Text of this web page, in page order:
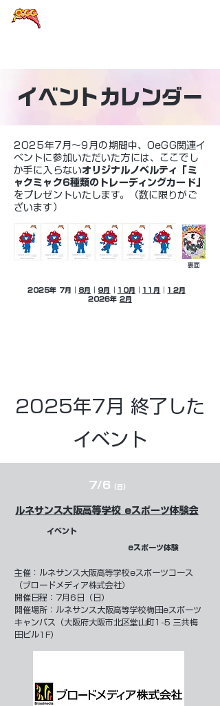
大阪eスポーツラウンドテーブル
イベントカレンダー
2025年7月～9月の期間中、OeGG関連イ
ベントに参加いただいた方には、ここでし
か手に入らないオリジナルノベルティ「ミ
ャクミャク6種類のトレーディングカード」
をプレゼントいたします。（数に限りがご
ざいます）
裏面
2025年 7月 8月 9月 10月 11月
12月
2026年 2月
2025年7月 終了した
イベント
7/6 （日）
ルネサンス大阪高等学校 eスポーツ体験会
イベント
eスポーツ体験
​主催： ルネサンス大阪高等学校eスポーツコース
（ブロードメディア株式会社）
開催日程：7月6日（日）
開催場所：ルネサンス大阪高等学校梅田eスポーツ
キャンパス（大阪府大阪市北区堂山町1-5 三共梅
田ビル1F）